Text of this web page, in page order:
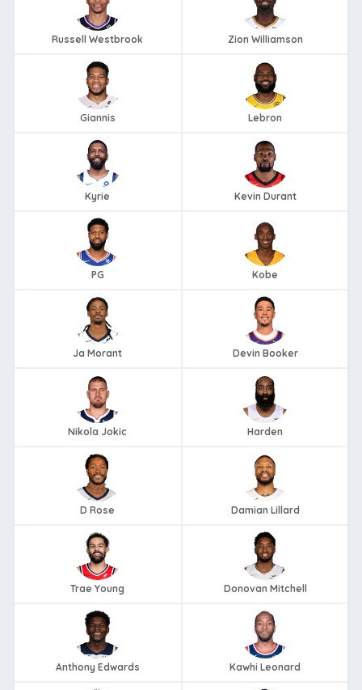
Russell Westbrook Zion Williamson
Giannis Lebron
Kyrie Kevin Durant
PG Kobe
Ja Morant Devin Booker
Nikola Jokic Harden
D Rose Damian Lillard
Trae Young Donovan Mitchell
Anthony Edwards Kawhi Leonard